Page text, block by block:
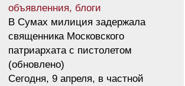
объявленния, блоги
В Сумах милиция задержала
священника Московского
патриархата с пистолетом
(обновлено)
Сегодня, 9 апреля, в частной